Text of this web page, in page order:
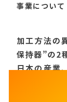
事業について
加工方法の
保持器”の2
日本の産業